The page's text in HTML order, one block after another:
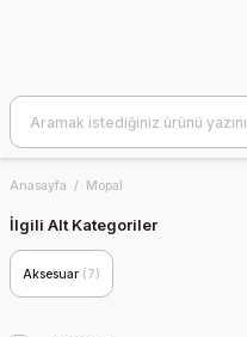
Anasayfa Mopal
İlgili Alt Kategoriler
Aksesuar (7)